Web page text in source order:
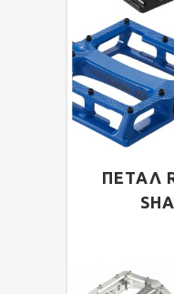
ΠΕΤΑΛ